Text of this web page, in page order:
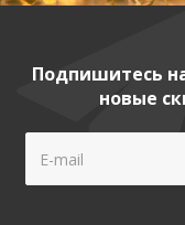
Подпишитесь
новые